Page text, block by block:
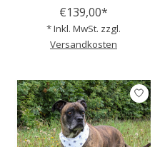
€139,00*
* Inkl. MwSt. zzgl.
Versandkosten